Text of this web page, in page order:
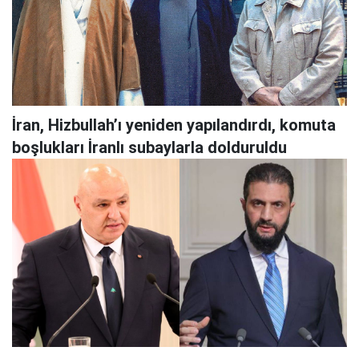
İran, Hizbullah’ı yeniden yapılandırdı, komuta
boşlukları İranlı subaylarla dolduruldu